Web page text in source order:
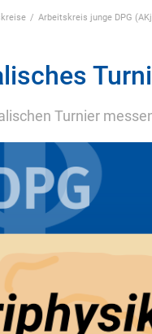
Arbeitskreis junge DPG
Turnier